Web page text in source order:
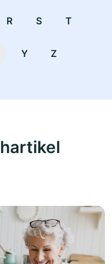
R S T
Y Z